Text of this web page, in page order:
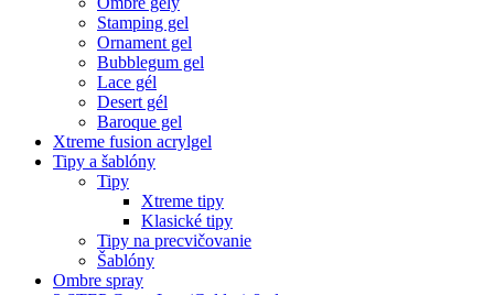
Stamping gel
Ornament gel
Bubblegum gel
Lace gél
Desert gél
Baroque gel
Xtreme fusion acrylgel
Tipy a šablóny
Tipy
Xtreme tipy
Klasické tipy
Tipy na precvičovanie
Šablóny
Ombre spray